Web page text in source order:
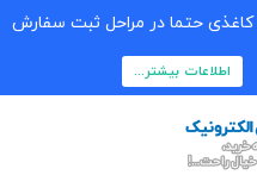
کاغذی حتما در مراحل ثبت سفارش
اطلاعات بیشتر...